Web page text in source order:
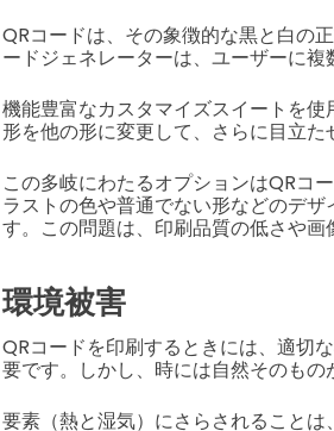
QRコードは、その象徴的な黒と白の
ードジェネレーターは、ユーザーに複
機能豊富なカスタマイズスイートを
形を他の形に変更して、さらに目立た
この多岐にわたるオプションはQRコ
ラストの色や普通でない形などのデ
す。この問題は、印刷品質の低さや
環境被害
QRコードを印刷するときには、適切
要です。しかし、時には自然そのもの
要素（熱と湿気）にさらされること